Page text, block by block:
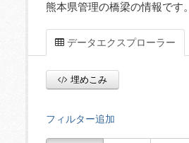
熊本県管理の橋梁の情報です。
データエクスプローラー
埋めこみ
フィルター追加